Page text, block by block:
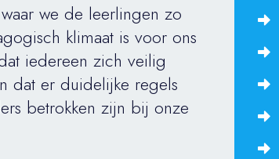
we de leerlingen zo
klimaat is voor ons
iedereen zich veilig
dat er duidelijke regels
betrokken zijn bij onze